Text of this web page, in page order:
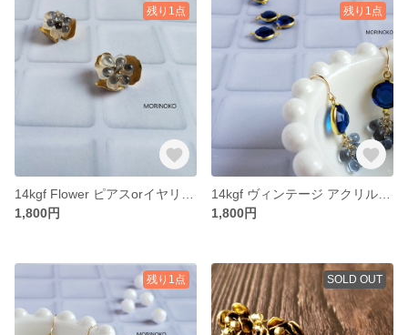
残り1点
1,800円
残り1点
1,800円
残り1点 SOLD OUT